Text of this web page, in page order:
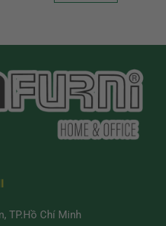
biến
thể.
Các
tùy
chọn
TP.Hồ Chí Minh